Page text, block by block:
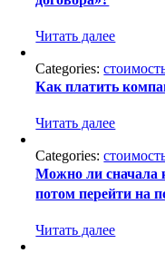
Читать далее
Categories:
Как платить
Читать далее
Categories:
Можно ли сначала
потом перейти на
Читать далее